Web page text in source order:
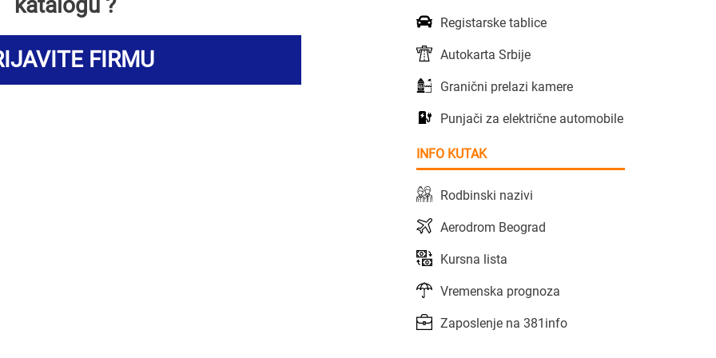
FIRMU
Registarske tablice
Autokarta Srbije
Granični prelazi kamere
Punjači za električne automobile
INFO KUTAK
Rodbinski nazivi
Aerodrom Beograd
Kursna lista
Vremenska prognoza
Zaposlenje na 381info